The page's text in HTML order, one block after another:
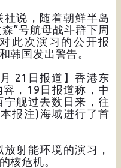
说，随着朝鲜半岛
”号航母战斗群下周
此次演习的公开报
韩国发出警告。
21日报道】香港东
，19日报道称，中
舰过去数日来，往
报注)海域进行了首
射能环境的演习，
核危机。